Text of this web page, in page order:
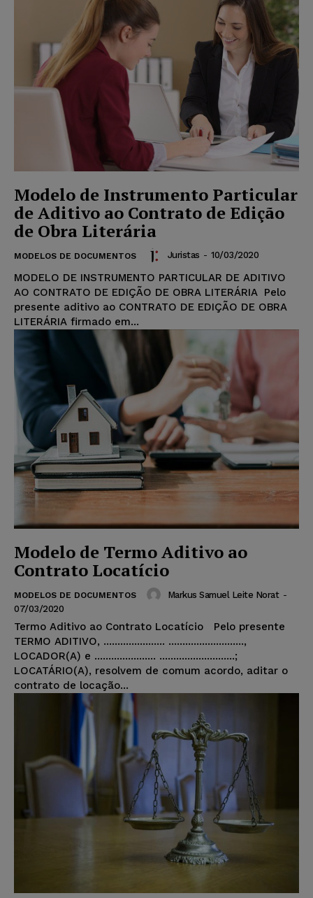
Modelo de Instrumento Particular
de Aditivo ao Contrato de Edição
de Obra Literária
MODELOS DE DOCUMENTOS Juristas - 10/03/2020
MODELO DE INSTRUMENTO PARTICULAR DE ADITIVO
AO CONTRATO DE EDIÇÃO DE OBRA LITERÁRIA Pelo
presente aditivo ao CONTRATO DE EDIÇÃO DE OBRA
LITERÁRIA firmado em...
Modelo de Termo Aditivo ao
Contrato Locatício
MODELOS DE DOCUMENTOS Markus Samuel Leite Norat -
07/03/2020
Termo Aditivo ao Contrato Locatício Pelo presente
TERMO ADITIVO, ...................... ...........................,
LOCADOR(A) e ...................... ...........................;
LOCATÁRIO(A), resolvem de comum acordo, aditar o
contrato de locação...